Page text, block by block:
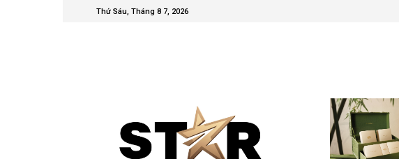
Thứ Sáu, Tháng 8 7, 2026